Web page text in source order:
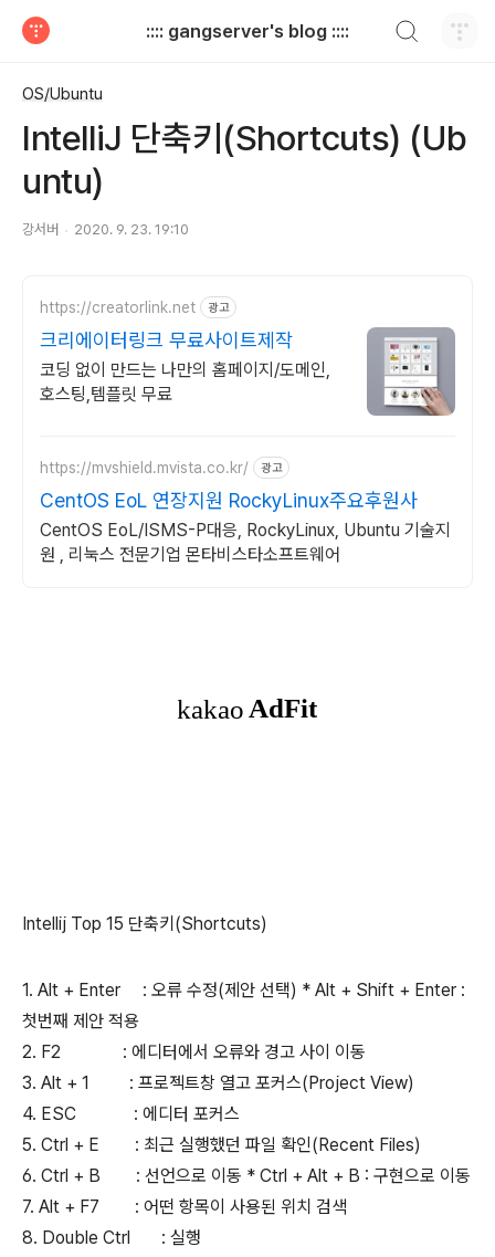
:::: gangserver's blog ::::
OS/Ubuntu
IntelliJ 단축키(Shortcuts) (Ub
untu)
강서버 2020. 9. 23. 19:10
https://creatorlink.net 광고
크리에이터링크 무료사이트제작
코딩 없이 만드는 나만의 홈페이지/도메인,
호스팅,템플릿 무료
https://mvshield.mvista.co.kr/ 광고
CentOS EoL 연장지원 RockyLinux주요후원사
CentOS EoL/ISMS-P대응, RockyLinux, Ubuntu 기술지
원 , 리눅스 전문기업 몬타비스타소프트웨어
Intellij Top 15 단축키(Shortcuts)
1. Alt + Enter : 오류 수정(제안 선택) * Alt + Shift + Enter :
첫번째 제안 적용
2. F2 : 에디터에서 오류와 경고 사이 이동
3. Alt + 1 : 프로젝트창 열고 포커스(Project View)
4. ESC : 에디터 포커스
5. Ctrl + E : 최근 실행했던 파일 확인(Recent Files)
6. Ctrl + B : 선언으로 이동 * Ctrl + Alt + B : 구현으로 이동
7. Alt + F7 : 어떤 항목이 사용된 위치 검색
8. Double Ctrl : 실행